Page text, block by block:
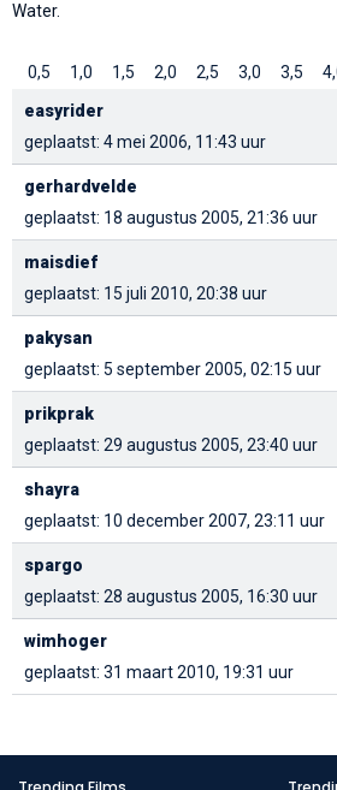
Water.
0,5 1,0 1,5 2,0 2,5 3,0 3,5
easyrider
geplaatst: 4 mei 2006, 11:43 uur
gerhardvelde
geplaatst: 18 augustus 2005, 21:36 uur
maisdief
geplaatst: 15 juli 2010, 20:38 uur
pakysan
geplaatst: 5 september 2005, 02:15 uur
prikprak
geplaatst: 29 augustus 2005, 23:40 uur
shayra
geplaatst: 10 december 2007, 23:11 uur
spargo
geplaatst: 28 augustus 2005, 16:30 uur
wimhoger
geplaatst: 31 maart 2010, 19:31 uur